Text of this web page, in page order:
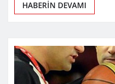
HABERİN DEVAMI